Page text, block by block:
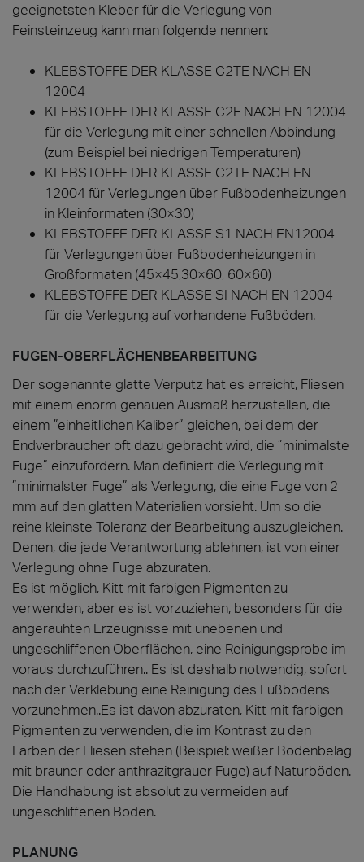
geeignetsten Kleber für die Verlegung von
Feinsteinzeug kann man folgende nennen:
KLEBSTOFFE DER KLASSE C2TE NACH EN
12004
KLEBSTOFFE DER KLASSE C2F NACH EN 12004
für die Verlegung mit einer schnellen Abbindung
(zum Beispiel bei niedrigen Temperaturen)
KLEBSTOFFE DER KLASSE C2TE NACH EN
12004 für Verlegungen über Fußbodenheizungen
in Kleinformaten (30×30)
KLEBSTOFFE DER KLASSE S1 NACH EN12004
für Verlegungen über Fußbodenheizungen in
Großformaten (45×45,30×60, 60×60)
KLEBSTOFFE DER KLASSE SI NACH EN 12004
für die Verlegung auf vorhandene Fußböden.
FUGEN-OBERFLÄCHENBEARBEITUNG
Der sogenannte glatte Verputz hat es erreicht, Fliesen
mit einem enorm genauen Ausmaß herzustellen, die
einem ”einheitlichen Kaliber” gleichen, bei dem der
Endverbraucher oft dazu gebracht wird, die ”minimalste
Fuge” einzufordern. Man definiert die Verlegung mit
”minimalster Fuge” als Verlegung, die eine Fuge von 2
mm auf den glatten Materialien vorsieht. Um so die
reine kleinste Toleranz der Bearbeitung auszugleichen.
Denen, die jede Verantwortung ablehnen, ist von einer
Verlegung ohne Fuge abzuraten.
Es ist möglich, Kitt mit farbigen Pigmenten zu
verwenden, aber es ist vorzuziehen, besonders für die
angerauhten Erzeugnisse mit unebenen und
ungeschliffenen Oberflächen, eine Reinigungsprobe im
voraus durchzuführen.. Es ist deshalb notwendig, sofort
nach der Verklebung eine Reinigung des Fußbodens
vorzunehmen..Es ist davon abzuraten, Kitt mit farbigen
Pigmenten zu verwenden, die im Kontrast zu den
Farben der Fliesen stehen (Beispiel: weißer Bodenbelag
mit brauner oder anthrazitgrauer Fuge) auf Naturböden.
Die Handhabung ist absolut zu vermeiden auf
ungeschliffenen Böden.
PLANUNG